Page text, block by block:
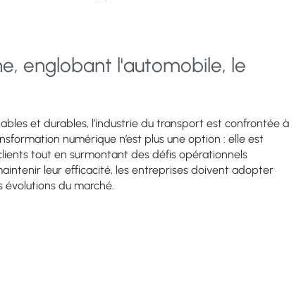
englobant l'automobile, le
et durables, l’industrie du transport est confrontée à
numérique n’est plus une option : elle est
tout en surmontant des défis opérationnels
leur efficacité, les entreprises doivent adopter
du marché.